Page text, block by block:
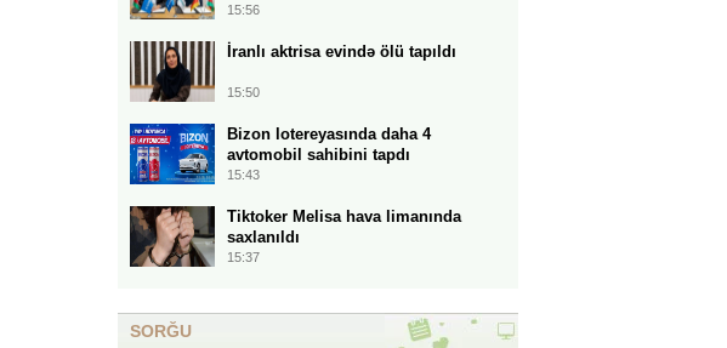
15:56
İranlı aktrisa evində ölü tapıldı
15:50
Bizon lotereyasında daha 4
avtomobil sahibini tapdı
15:43
Tiktoker Melisa hava limanında
saxlanıldı
15:37
SORĞU